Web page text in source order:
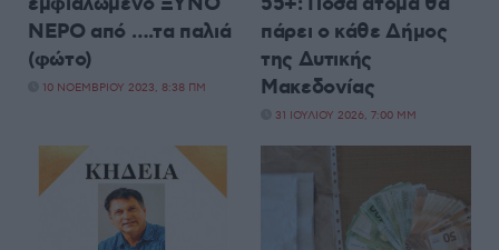
ΝΕΡΟ από ….τα παλιά
(φώτο)
10 ΝΟΕΜΒΡΊΟΥ 2023, 8:38 ΠΜ
πάρει ο κάθε Δήμος
της Δυτικής
Μακεδονίας
31 ΙΟΥΛΊΟΥ 2026, 7:00 ΜΜ